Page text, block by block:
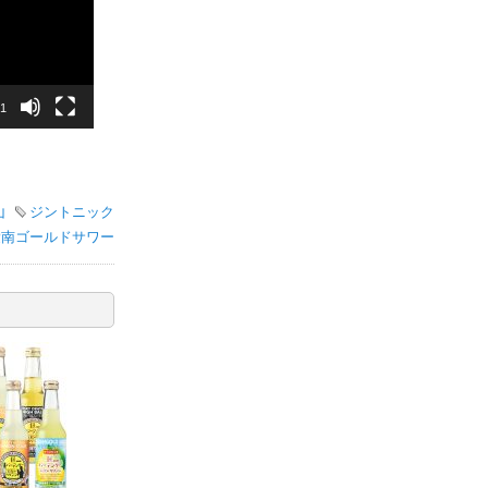
ジントニック
ゴールドサワー